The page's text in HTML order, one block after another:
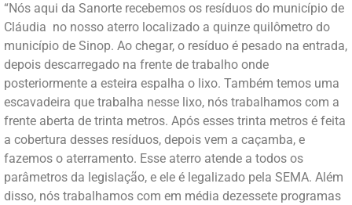
“Nós aqui da Sanorte recebemos os resíduos do município de
Cláudia no nosso aterro localizado a quinze quilômetro do
município de Sinop. Ao chegar, o resíduo é pesado na entrada,
depois descarregado na frente de trabalho onde
posteriormente a esteira espalha o lixo. Também temos uma
escavadeira que trabalha nesse lixo, nós trabalhamos com a
frente aberta de trinta metros. Após esses trinta metros é feita
a cobertura desses resíduos, depois vem a caçamba, e
fazemos o aterramento. Esse aterro atende a todos os
parâmetros da legislação, e ele é legalizado pela SEMA. Além
disso, nós trabalhamos com em média dezessete programas